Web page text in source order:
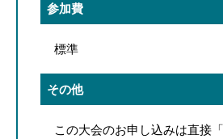
参加費
標準
その他
この大会のお申し込みは直接